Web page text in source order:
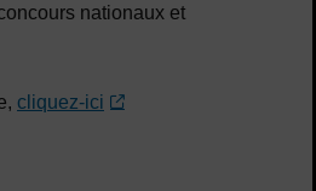
nationaux et
cliquez-ici